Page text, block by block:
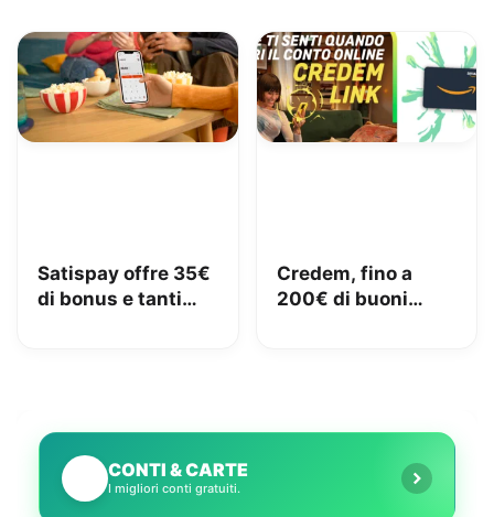
Satispay offre 35€
di bonus e tanti
Credem, fino a
200€ di buoni
CONTI & CARTE
I migliori conti gratuiti.